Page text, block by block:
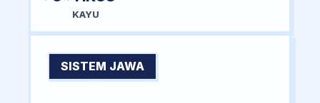
KAYU
SISTEM JAWA